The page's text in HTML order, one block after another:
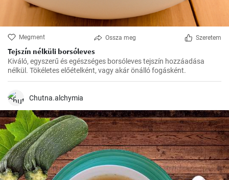
Megment Ossza meg Szeretem
Tejszín nélküli borsóleves
Kiváló, egyszerű és egészséges borsóleves tejszín hozzáadása
nélkül. Tökéletes előételként, vagy akár önálló fogásként.
Chutna.alchymia